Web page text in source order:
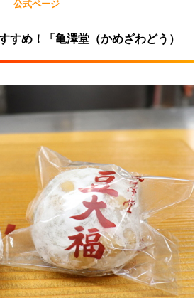
公式ページ
すめ！「亀澤堂（かめざわどう）